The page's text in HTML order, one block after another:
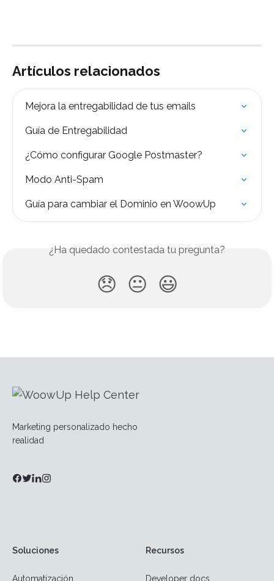
Artículos relacionados
Mejora la entregabilidad de tus emails
Guía de Entregabilidad
¿Cómo configurar Google Postmaster?
Modo Anti-Spam
Guía para cambiar el Dominio en WoowUp
¿Ha quedado contestada tu pregunta?
😞 😐 😃
Marketing personalizado hecho
realidad
Soluciones
Automatización
Recursos
Developer docs